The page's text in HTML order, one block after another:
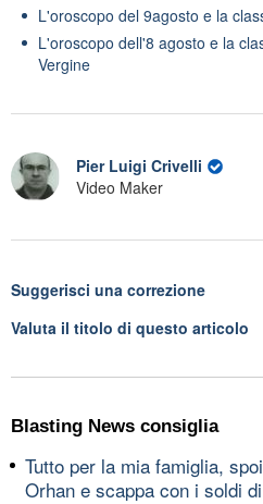
L'oroscopo del 9agosto e la
L'oroscopo dell'8 agosto e la
Vergine
Pier Luigi Crivelli
Video Maker
Suggerisci una correzione
Valuta il titolo di questo articolo
Blasting News consiglia
Tutto per la mia famiglia,
Orhan e scappa con i soldi